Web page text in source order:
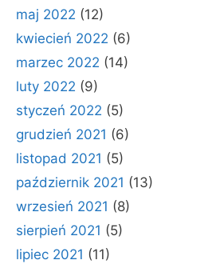
maj 2022 (12)
kwiecień 2022 (6)
marzec 2022 (14)
luty 2022 (9)
styczeń 2022 (5)
grudzień 2021 (6)
listopad 2021 (5)
październik 2021 (13)
wrzesień 2021 (8)
sierpień 2021 (5)
lipiec 2021 (11)